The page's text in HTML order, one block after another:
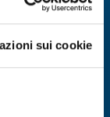
sui cookie